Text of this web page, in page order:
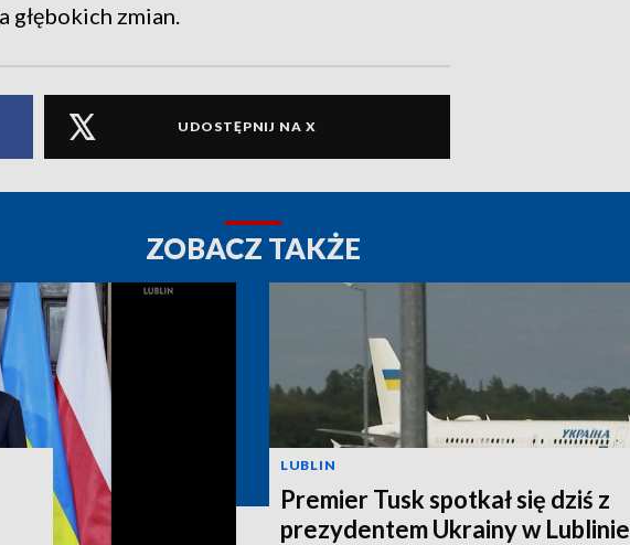
zmian.
UDOSTĘPNIJ NA X
ZOBACZ TAKŻE
LUBLIN
Premier Tusk spotkał się dziś z
prezydentem Ukrainy w Lublinie